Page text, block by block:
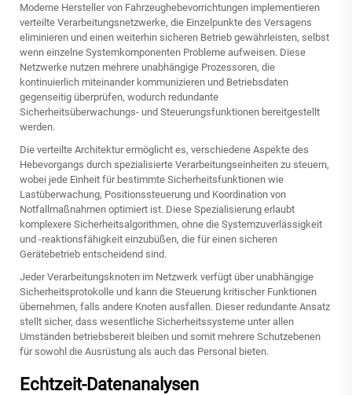
Moderne Hersteller von Fahrzeughebevorrichtungen implementieren
verteilte Verarbeitungsnetzwerke, die Einzelpunkte des Versagens
eliminieren und einen weiterhin sicheren Betrieb gewährleisten, selbst
wenn einzelne Systemkomponenten Probleme aufweisen. Diese
Netzwerke nutzen mehrere unabhängige Prozessoren, die
kontinuierlich miteinander kommunizieren und Betriebsdaten
gegenseitig überprüfen, wodurch redundante
Sicherheitsüberwachungs- und Steuerungsfunktionen bereitgestellt
werden.
Die verteilte Architektur ermöglicht es, verschiedene Aspekte des
Hebevorgangs durch spezialisierte Verarbeitungseinheiten zu steuern,
wobei jede Einheit für bestimmte Sicherheitsfunktionen wie
Lastüberwachung, Positionssteuerung und Koordination von
Notfallmaßnahmen optimiert ist. Diese Spezialisierung erlaubt
komplexere Sicherheitsalgorithmen, ohne die Systemzuverlässigkeit
und -reaktionsfähigkeit einzubüßen, die für einen sicheren
Gerätebetrieb entscheidend sind.
Jeder Verarbeitungsknoten im Netzwerk verfügt über unabhängige
Sicherheitsprotokolle und kann die Steuerung kritischer Funktionen
übernehmen, falls andere Knoten ausfallen. Dieser redundante Ansatz
stellt sicher, dass wesentliche Sicherheitssysteme unter allen
Umständen betriebsbereit bleiben und somit mehrere Schutzebenen
für sowohl die Ausrüstung als auch das Personal bieten.
Echtzeit-Datenanalysen